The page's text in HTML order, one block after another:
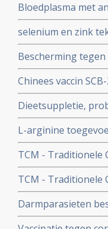
coronavirus -
Bloedplasma met
en aspirine moet
selenium en zink
aan het
Bescherming
minder. Na 5
Chinees vaccin
ziekenhuisopname
Covid-19 blijkt uit
Dieetsuppletie,
of als aanvullende
coronavirus -
studies
L-arginine
ernstige ziekte
ziekenhuisverblijf
TCM - Traditionele
bij patienten met
TCM - Traditionele
Corona virus,
Darmparasieten
hun